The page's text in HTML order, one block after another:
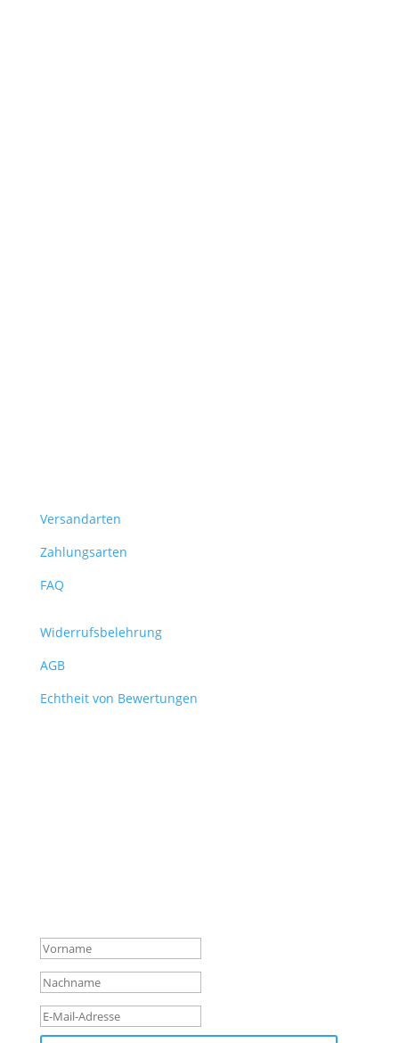
Versandarten
Zahlungsarten
FAQ
Widerrufsbelehrung
AGB
Echtheit von Bewertungen